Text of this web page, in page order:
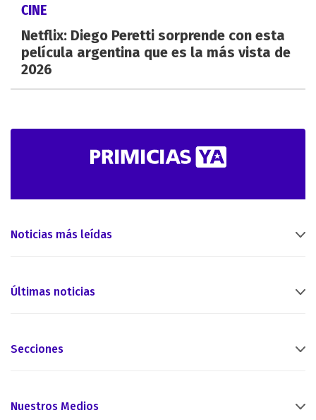
CINE
Netflix: Diego Peretti sorprende con esta
película argentina que es la más vista de
2026
Noticias más leídas
Últimas noticias
Secciones
Nuestros Medios